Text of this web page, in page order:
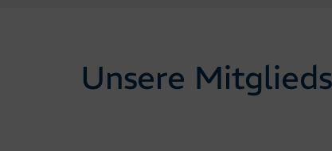
Unsere